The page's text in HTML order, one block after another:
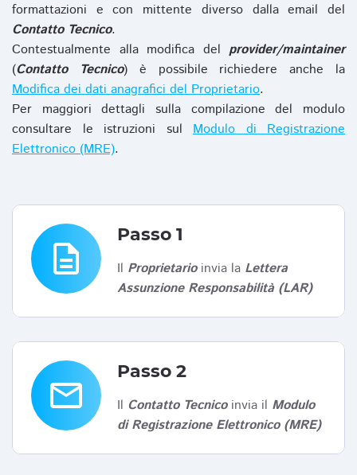
formattazioni e con mittente diverso dalla email del
Contatto Tecnico.
Contestualmente alla modifica del provider/maintainer
(Contatto Tecnico) è possibile richiedere anche la
Modifica dei dati anagrafici del Proprietario.
Per maggiori dettagli sulla compilazione del modulo
consultare le istruzioni sul Modulo di Registrazione
Elettronico (MRE).
description
Passo 1
Il Proprietarioinvia la Lettera
Assunzione Responsabilità (LAR)
email
Passo 2
Il Contatto Tecnicoinvia il Modulo
di Registrazione Elettronico (MRE)